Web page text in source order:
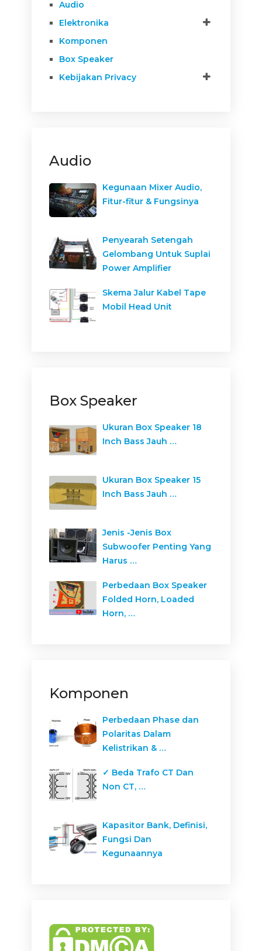
Audio
Elektronika
Komponen
Box Speaker
Kebijakan Privacy
Audio
Kegunaan Mixer Audio,
Fitur-fitur & Fungsinya
Penyearah Setengah
Gelombang Untuk Suplai
Power Amplifier
Skema Jalur Kabel Tape
Mobil Head Unit
Box Speaker
Ukuran Box Speaker 18
Inch Bass Jauh …
Ukuran Box Speaker 15
Inch Bass Jauh …
Jenis -Jenis Box
Subwoofer Penting Yang
Harus …
Perbedaan Box Speaker
Folded Horn, Loaded
Horn, …
Komponen
Perbedaan Phase dan
Polaritas Dalam
Kelistrikan & …
✓ Beda Trafo CT Dan
Non CT, …
Kapasitor Bank, Definisi,
Fungsi Dan
Kegunaannya